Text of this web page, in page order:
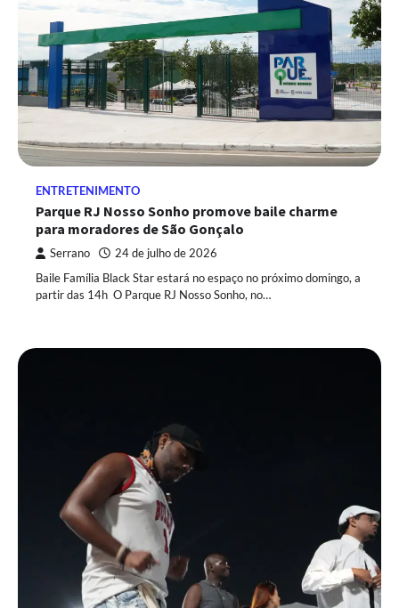
ENTRETENIMENTO
Parque RJ Nosso Sonho promove baile charme
para moradores de São Gonçalo
Serrano 24 de julho de 2026
Baile Família Black Star estará no espaço no próximo domingo, a
partir das 14h O Parque RJ Nosso Sonho, no…